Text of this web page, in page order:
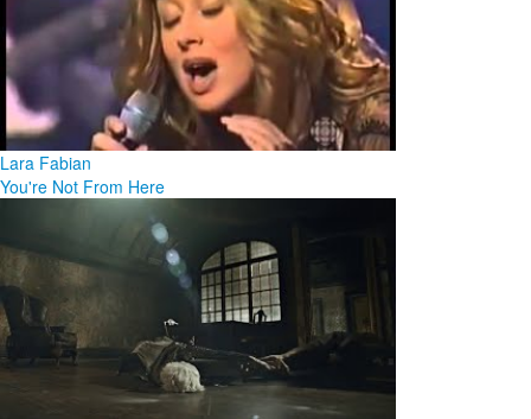
Lara Fabian
You're Not From Here